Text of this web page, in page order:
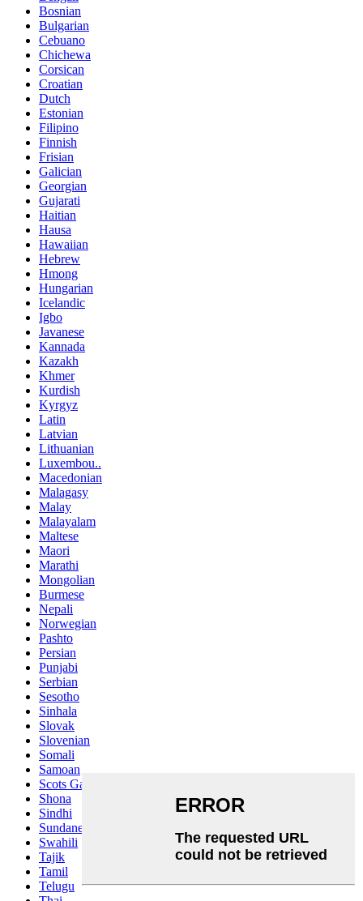
Bosnian
Bulgarian
Cebuano
Chichewa
Corsican
Croatian
Dutch
Estonian
Filipino
Finnish
Frisian
Galician
Georgian
Gujarati
Haitian
Hausa
Hawaiian
Hebrew
Hmong
Hungarian
Icelandic
Igbo
Javanese
Kannada
Kazakh
Khmer
Kurdish
Kyrgyz
Latin
Latvian
Lithuanian
Luxembou..
Macedonian
Malagasy
Malay
Malayalam
Maltese
Maori
Marathi
Mongolian
Burmese
Nepali
Norwegian
Pashto
Persian
Punjabi
Serbian
Sesotho
Sinhala
Slovak
Slovenian
Somali
Samoan
Scots Gaelic
Shona
Sindhi
Sundanese
Swahili
Tajik
Tamil
Telugu